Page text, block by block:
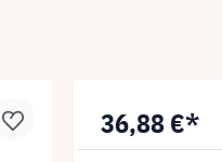
36,88 €*